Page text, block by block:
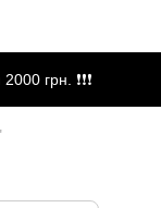
грн. ❗❗❗